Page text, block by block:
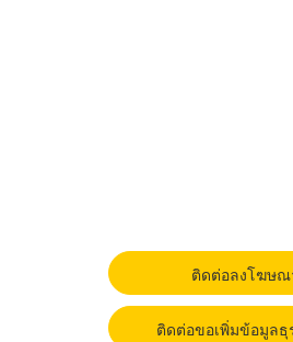
ติดต่อลงโฆษณ
ติดต่อขอเพิ่มข้อมูลธุ